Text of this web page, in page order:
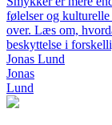
følelser og
over. Læs om,
beskyttelse i
Jonas Lund
Jonas
Lund